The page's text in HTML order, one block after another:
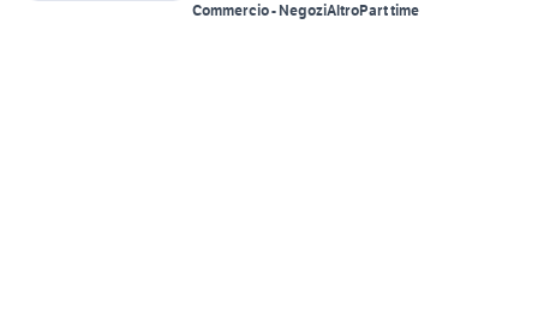
Commercio - NegoziAltroPart time